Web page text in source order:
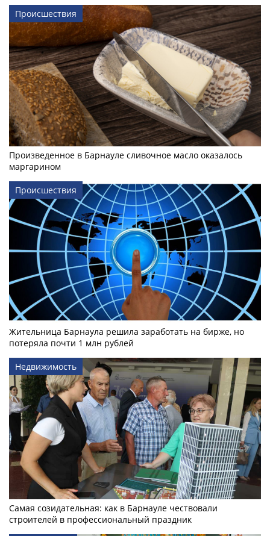
Происшествия
Произведенное в Барнауле сливочное масло оказалось
маргарином
Происшествия
Жительница Барнаула решила заработать на бирже, но
потеряла почти 1 млн рублей
Недвижимость
Самая созидательная: как в Барнауле чествовали
строителей в профессиональный праздник